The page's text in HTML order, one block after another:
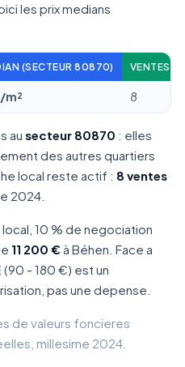
les prix medians
(SECTEUR 80870) VENTES
m² 8
au secteur 80870 : elles
des autres quartiers
local reste actif : 8 ventes
2024.
10 % de negociation
11 200 € à Béhen. Face a
(90 - 180 €) est un
pas une depense.
de valeurs foncieres
millesime 2024.